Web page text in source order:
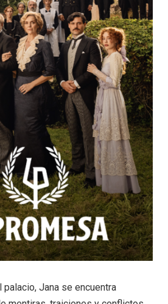
palacio, Jana se encuentra